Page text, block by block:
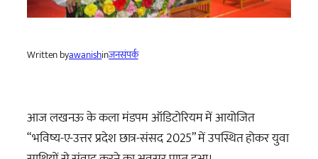
Written byawanishinजनसंपर्क
आज लखनऊ के कला मंडपम ऑडिटोरियम में आयोजित
“भविष्य-ए-उत्तर प्रदेश छात्र-संसद 2025” में उपस्थित होकर युवा